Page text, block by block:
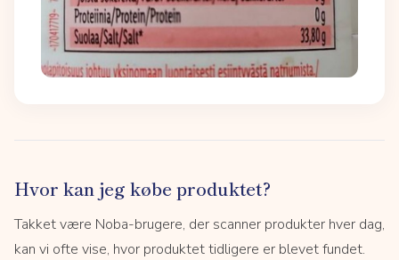
Hvor kan jeg købe produktet?
Takket være Noba-brugere, der scanner produkter hver dag,
kan vi ofte vise, hvor produktet tidligere er blevet fundet.